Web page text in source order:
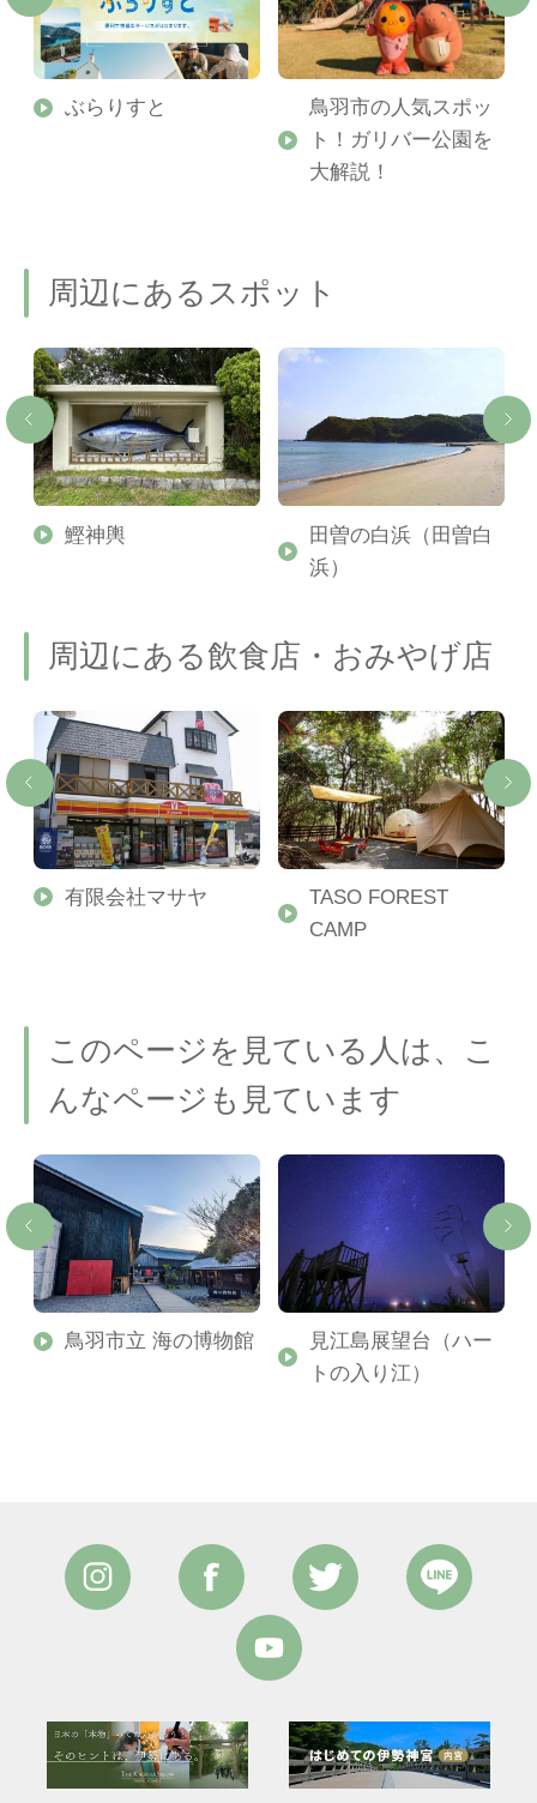
ぶらりすと
鳥羽市の人気スポッ
ト！ガリバー公園を
大解説！
周辺にあるスポット
鰹神輿
田曽の白浜（田曽白
浜）
周辺にある飲食店・おみやげ店
有限会社マサヤ
TASO FOREST
CAMP
このページを見ている人は、こ
んなページも見ています
鳥羽市立 海の博物館
見江島展望台（ハー
トの入り江）